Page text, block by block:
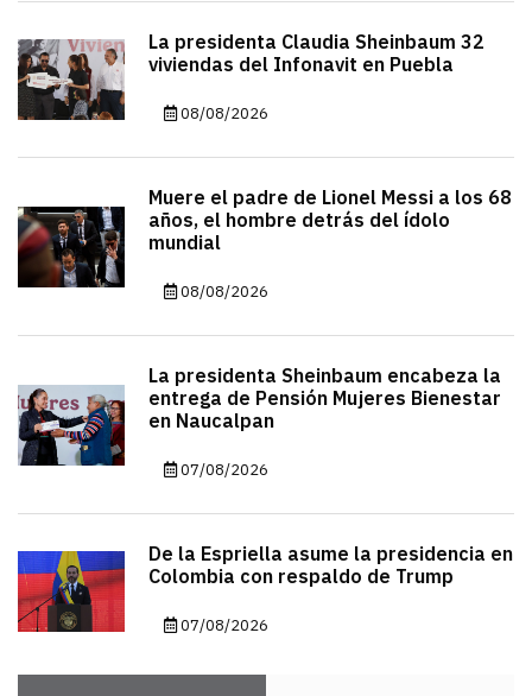
La presidenta Claudia Sheinbaum 32
viviendas del Infonavit en Puebla
08/08/2026
Muere el padre de Lionel Messi a los 68
años, el hombre detrás del ídolo
mundial
08/08/2026
La presidenta Sheinbaum encabeza la
entrega de Pensión Mujeres Bienestar
en Naucalpan
07/08/2026
De la Espriella asume la presidencia en
Colombia con respaldo de Trump
07/08/2026